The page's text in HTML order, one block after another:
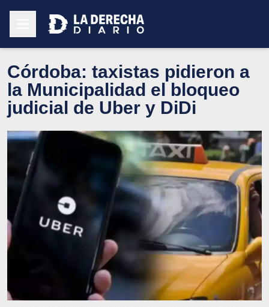
Córdoba: taxistas pidieron a
la Municipalidad el bloqueo
judicial de Uber y DiDi